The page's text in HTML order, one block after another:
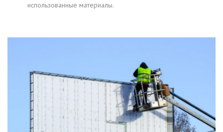
использованные материалы.